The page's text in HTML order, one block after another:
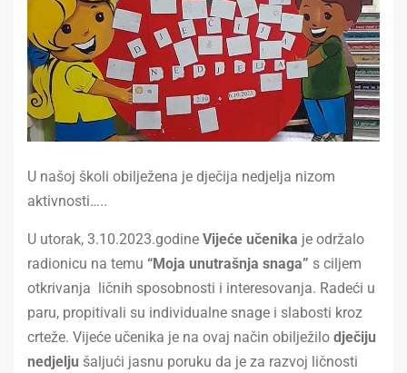
U našoj školi obilježena je dječija nedjelja nizom
aktivnosti…..
U utorak, 3.10.2023.godine Vijeće učenika je održalo
radionicu na temu “Moja unutrašnja snaga” s ciljem
otkrivanja ličnih sposobnosti i interesovanja. Radeći u
paru, propitivali su individualne snage i slabosti kroz
crteže. Vijeće učenika je na ovaj način obilježilo dječiju
nedjelju šaljući jasnu poruku da je za razvoj ličnosti